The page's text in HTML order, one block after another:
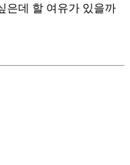
은데 할 여유가 있을까